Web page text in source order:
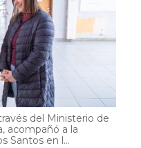
del Ministerio de
acompañó a la
Santos en l...